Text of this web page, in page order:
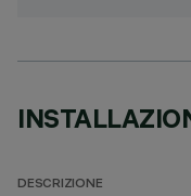
DESCRIZIONE